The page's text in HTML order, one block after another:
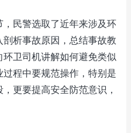
民警选取了近年来涉及环
析事故原因，总结事故教
卫司机讲解如何避免类似
程中要规范操作，特别是
更要提高安全防范意识，